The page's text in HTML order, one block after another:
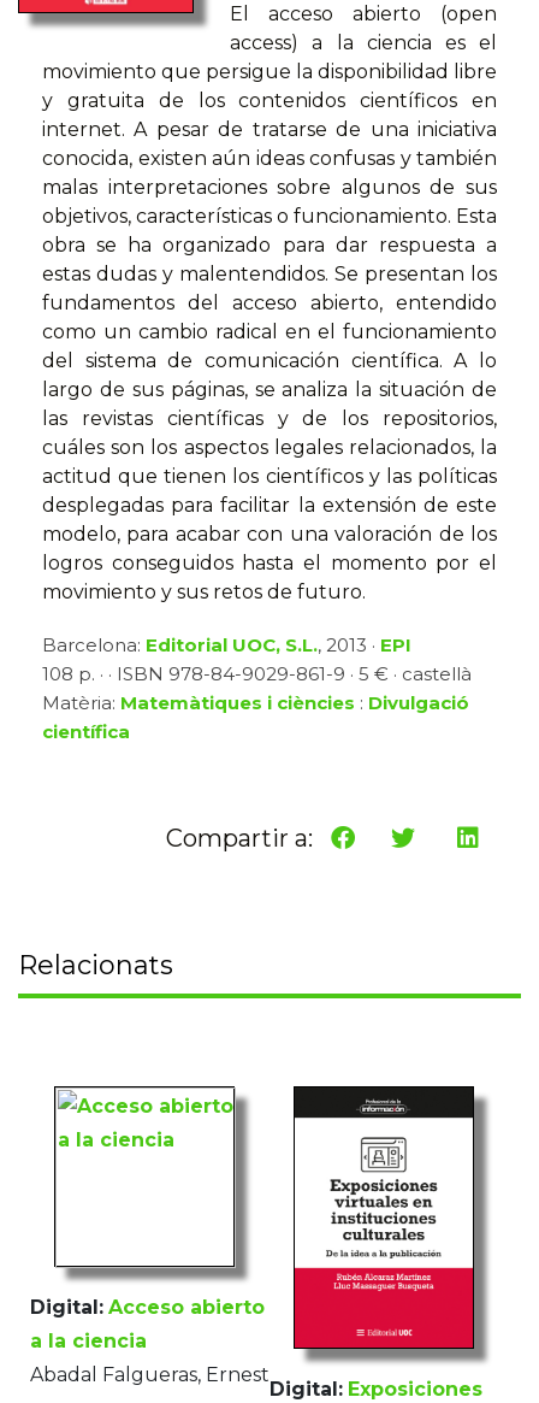
El acceso abierto (open
access) a la ciencia es el
movimiento que persigue la disponibilidad libre
y gratuita de los contenidos científicos en
internet. A pesar de tratarse de una iniciativa
conocida, existen aún ideas confusas y también
malas interpretaciones sobre algunos de sus
objetivos, características o funcionamiento. Esta
obra se ha organizado para dar respuesta a
estas dudas y malentendidos. Se presentan los
fundamentos del acceso abierto, entendido
como un cambio radical en el funcionamiento
del sistema de comunicación científica. A lo
largo de sus páginas, se analiza la situación de
las revistas científicas y de los repositorios,
cuáles son los aspectos legales relacionados, la
actitud que tienen los científicos y las políticas
desplegadas para facilitar la extensión de este
modelo, para acabar con una valoración de los
logros conseguidos hasta el momento por el
movimiento y sus retos de futuro.
Barcelona: Editorial UOC, S.L., 2013 · EPI
108 p. · · ISBN 978-84-9029-861-9 · 5 € · castellà
Matèria: Matemàtiques i ciències : Divulgació
científica
Compartir a:
Relacionats
Digital: Acceso abierto
a la ciencia
Abadal Falgueras, Ernest
Digital: Exposiciones